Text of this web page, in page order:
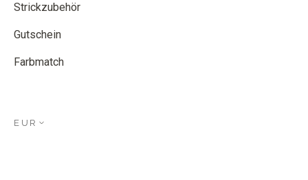
Strickzubehör
Gutschein
Farbmatch
EUR